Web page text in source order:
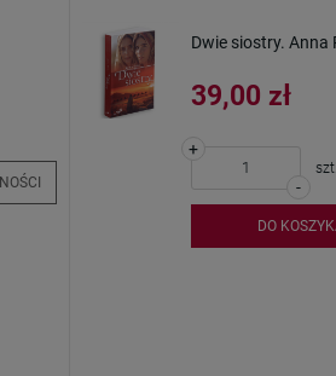
Dwie siostry. Anna
39,00 zł
-
+
szt.
DO